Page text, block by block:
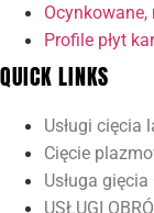
Profile płyt
QUICK LINKS
Usługi cięcia
Cięcie
Usługa gięcia
USŁUGI